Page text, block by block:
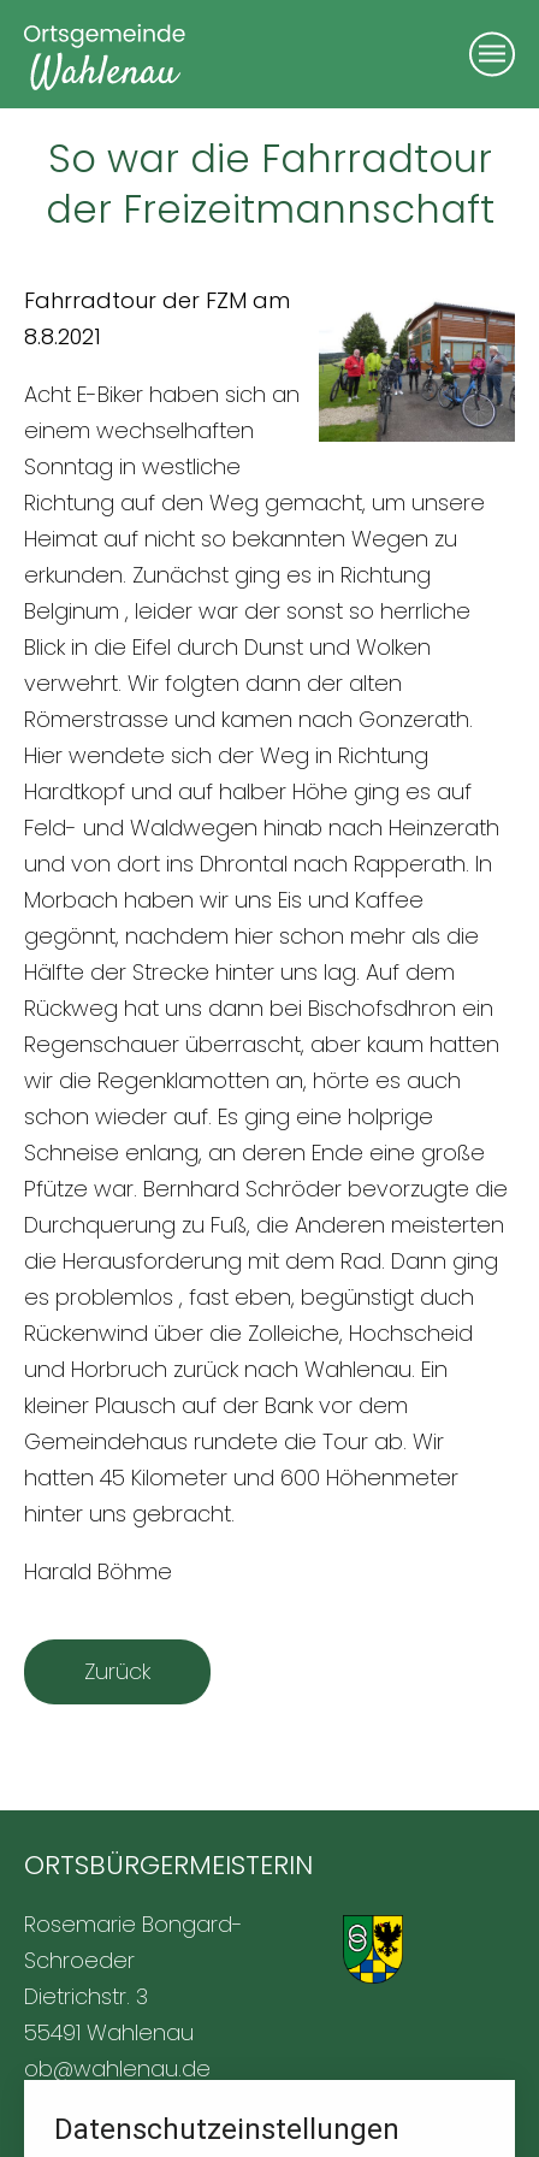
So war die Fahrradtour
der Freizeitmannschaft
Fahrradtour der FZM am
8.8.2021
Acht E-Biker haben sich an
einem wechselhaften
Sonntag in westliche
Richtung auf den Weg gemacht, um unsere
Heimat auf nicht so bekannten Wegen zu
erkunden. Zunächst ging es in Richtung
Belginum , leider war der sonst so herrliche
Blick in die Eifel durch Dunst und Wolken
verwehrt. Wir folgten dann der alten
Römerstrasse und kamen nach Gonzerath.
Hier wendete sich der Weg in Richtung
Hardtkopf und auf halber Höhe ging es auf
Feld- und Waldwegen hinab nach Heinzerath
und von dort ins Dhrontal nach Rapperath. In
Morbach haben wir uns Eis und Kaffee
gegönnt, nachdem hier schon mehr als die
Hälfte der Strecke hinter uns lag. Auf dem
Rückweg hat uns dann bei Bischofsdhron ein
Regenschauer überrascht, aber kaum hatten
wir die Regenklamotten an, hörte es auch
schon wieder auf. Es ging eine holprige
Schneise enlang, an deren Ende eine große
Pfütze war. Bernhard Schröder bevorzugte die
Durchquerung zu Fuß, die Anderen meisterten
die Herausforderung mit dem Rad. Dann ging
es problemlos , fast eben, begünstigt duch
Rückenwind über die Zolleiche, Hochscheid
und Horbruch zurück nach Wahlenau. Ein
kleiner Plausch auf der Bank vor dem
Gemeindehaus rundete die Tour ab. Wir
hatten 45 Kilometer und 600 Höhenmeter
hinter uns gebracht.
Harald Böhme
Zurück
ORTSBÜRGERMEISTERIN
Rosemarie Bongard-
Schroeder
Dietrichstr. 3
55491 Wahlenau
ob@wahlenau.de
Datenschutzeinstellungen